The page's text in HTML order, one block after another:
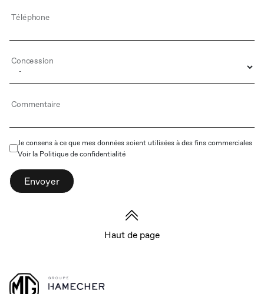
Téléphone
Concession
Commentaire
Je consens à ce que mes données soient utilisées à des fins commerciales
Voir la Politique de confidentialité
Envoyer
Haut de page